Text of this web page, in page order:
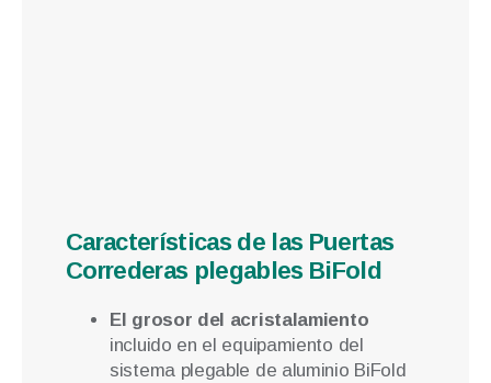
Características de las Puertas
Correderas plegables BiFold
El grosor del acristalamiento
incluido en el equipamiento del
sistema plegable de aluminio BiFold